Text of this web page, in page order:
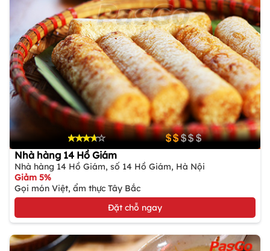
Nhà hàng 14 Hồ Giám
Nhà hàng 14 Hồ Giám, số 14 Hồ Giám, Hà Nội
Giảm 5%
Gọi món Việt, ẩm thực Tây Bắc
Đặt chỗ ngay